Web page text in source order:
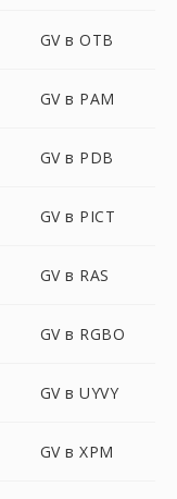
GV в OTB
GV в PAM
GV в PDB
GV в PICT
GV в RAS
GV в RGBO
GV в UYVY
GV в XPM